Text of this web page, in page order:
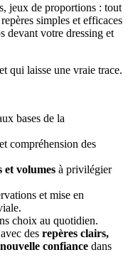
jeux de proportions : tout
simples et efficaces
devant votre dressing et
qui laisse une vraie trace.
bases de la
compréhension des
et volumes à privilégier
et mise en
choix au quotidien.
des repères clairs,
confiance dans